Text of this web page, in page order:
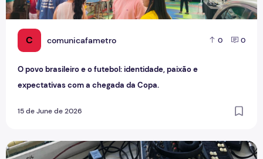
C comunicafametro 0 0
O povo brasileiro e o futebol: identidade, paixão e
expectativas com a chegada da Copa.
15 de June de 2026
Por trás da emoção: A rotina de uma transmissão de